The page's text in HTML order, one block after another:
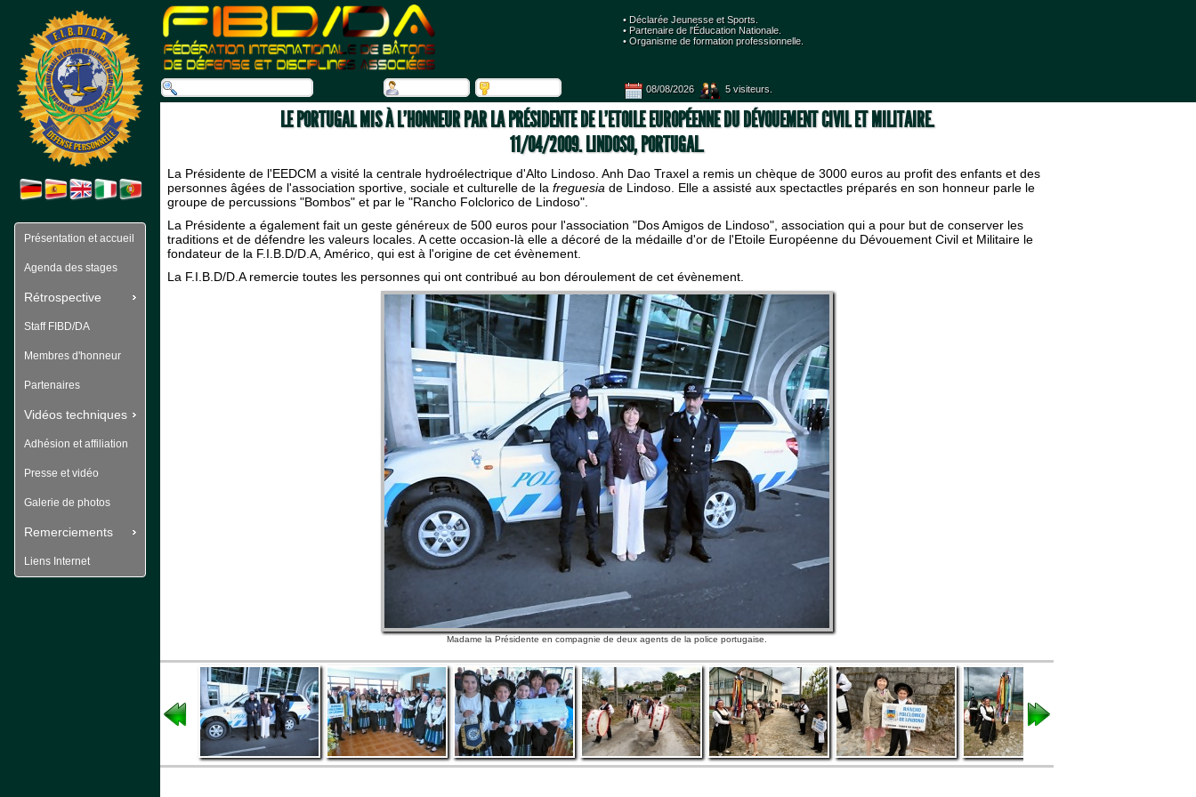
08/08/2026 5 visiteurs.
Présentation et accueil
Agenda des stages
Rétrospective
Staff FIBD/DA
Membres d'honneur
Partenaires
Vidéos techniques
Adhésion et affiliation
Presse et vidéo
Galerie de photos
Remerciements
Liens Internet
• Déclarée Jeunesse et Sports.
• Partenaire de l'Éducation Nationale.
• Organisme de formation professionnelle.
LE PORTUGAL MIS À L'HONNEUR PAR LA PRÉSIDENTE DE L'ETOILE EUROPÉENNE DU DÉVOUEMENT CIVIL ET MILITAIRE.
11/04/2009. LINDOSO, PORTUGAL.
La Présidente de l'EEDCM a visité la centrale hydroélectrique d'Alto Lindoso. Anh Dao Traxel a remis un chèque de 3000 euros au profit des enfants et des
personnes âgées de l'association sportive, sociale et culturelle de la freguesia de Lindoso. Elle a assisté aux spectactles préparés en son honneur parle le
groupe de percussions "Bombos" et par le "Rancho Folclorico de Lindoso".
La Présidente a également fait un geste généreux de 500 euros pour l'association "Dos Amigos de Lindoso", association qui a pour but de conserver les
traditions et de défendre les valeurs locales. A cette occasion-là elle a décoré de la médaille d'or de l'Etoile Européenne du Dévouement Civil et Militaire le
fondateur de la F.I.B.D/D.A, Américo, qui est à l'origine de cet évènement.
La F.I.B.D/D.A remercie toutes les personnes qui ont contribué au bon déroulement de cet évènement.
Madame la Présidente en compagnie de deux agents de la police portugaise.